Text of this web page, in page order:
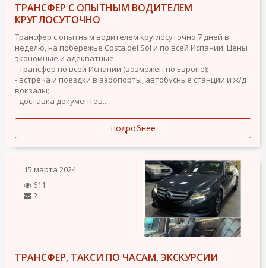
ТРАНСФЕР С ОПЫТНЫМ ВОДИТЕЛЕМ
КРУГЛОСУТОЧНО
Трансфер с опытным водителем круглосуточно 7 дней в
неделю, на побережье Costa del Sol и по всей Испании. Цены
экономные и адекватные.
- трансфер по всей Испании (возможен по Европе);
- встреча и поездки в аэропорты, автобусные станции и ж/д
вокзалы;
- доставка документов...
подробнее
15 марта 2024
611
2
ТРАНСФЕР, ТАКСИ ПО ЧАСАМ, ЭКСКУРСИИ